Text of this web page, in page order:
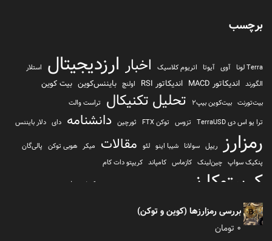
برچسب
Terra لونا آوی آیوتا اتریوم کلاسیک اخبار ارزدیجیتال
استلار
الگورند اندیکاتور MACD اندیکاتور RSI اولنچ بایننس‌کوین بیت کوین
بیت‌تورنت بیت‌کوین بیپ2 تحلیل تکنیکال
تراست والت
ترا یو اس دی TerraUSD
تزوس توکن FTX ثورچین دانشنامه دای دلار بایننس
رمزارز ریپل سولانا شیبا اینو لئو مقالات میکر هوبی توکن پالی‌گان
پنکیک سواپ چین‌لینک کازماس کامپاند کریپتو دات کام
کریپتوکارنسی کیف پول
کیف پول تراست والت
بررسی رمزارزها (کوین و توکن)
0 تومان